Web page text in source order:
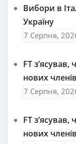
Вибори в
Україну
7 Серпня,
FT
нових членів
7 Серпня,
FT
нових членів